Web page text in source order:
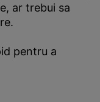
ar trebui sa
pentru a